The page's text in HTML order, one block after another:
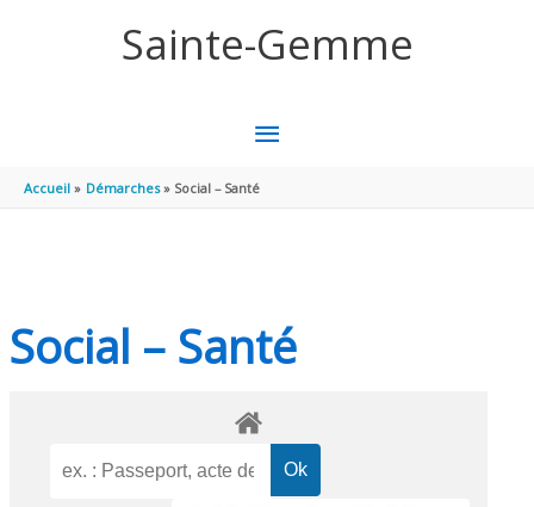
Sainte-Gemme
MENU
PRINCIPAL
Accueil Démarches Social – Santé
Social – Santé